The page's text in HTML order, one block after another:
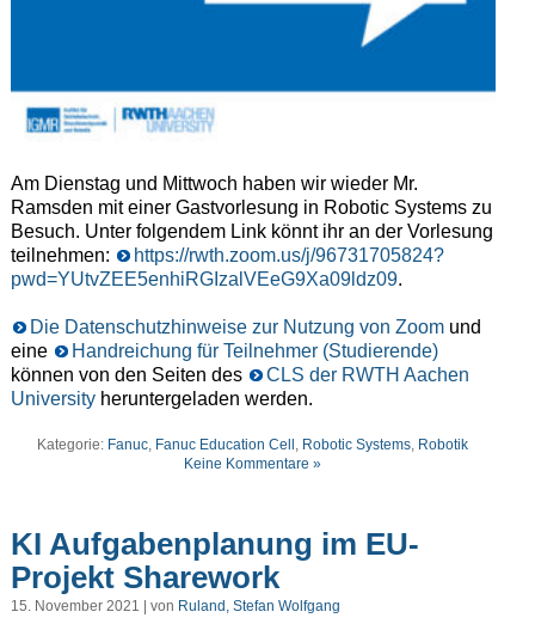
Am Dienstag und Mittwoch haben wir wieder Mr.
Ramsden mit einer Gastvorlesung in Robotic Systems zu
Besuch. Unter folgendem Link könnt ihr an der Vorlesung
teilnehmen:
https://rwth.zoom.us/j/96731705824?
pwd=YUtvZEE5enhiRGIzalVEeG9Xa09ldz09.
Die Datenschutzhinweise zur Nutzung von Zoom und
eine
Handreichung für Teilnehmer (Studierende)
können von den Seiten des
CLS der RWTH Aachen
Universityheruntergeladen werden.
Kategorie: Fanuc Fanuc Education Cell Robotic Systems Robotik
Keine Kommentare »
KI Aufgabenplanung im EU-
Projekt Sharework
15. November 2021 | von Ruland, Stefan Wolfgang